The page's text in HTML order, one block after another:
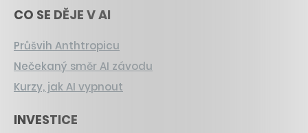
CO SE DĚJE V AI
Průšvih Anthtropicu
Nečekaný směr AI závodu
Kurzy, jak AI vypnout
INVESTICE